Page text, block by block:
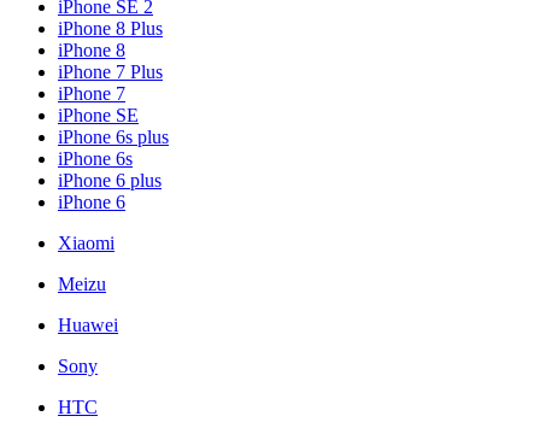
iPhone SE 2
iPhone 8 Plus
iPhone 8
iPhone 7 Plus
iPhone 7
iPhone SE
iPhone 6s plus
iPhone 6s
iPhone 6 plus
iPhone 6
Xiaomi
Meizu
Huawei
Sony
HTC